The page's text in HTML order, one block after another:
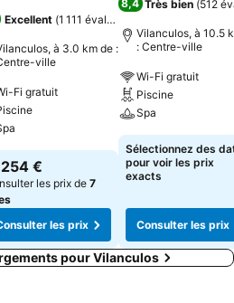
Excellent (1 111 évaluations
à 3.0 km de :
ville
Fi gratuit
254 €
les prix de 7
les prix
8,4 Très bien (512
Vilanculos, à 10.5
: Centre-ville
Wi-Fi gratuit
Piscine
Spa
Sélectionnez des
pour voir les prix
exacts
Consulter les prix
pour Vilanculos